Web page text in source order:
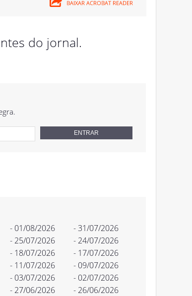
do jornal.
- 01/08/2026
- 31/07/2026
- 25/07/2026
- 24/07/2026
- 18/07/2026
- 17/07/2026
- 11/07/2026
- 09/07/2026
- 03/07/2026
- 02/07/2026
- 27/06/2026 - 26/06/2026